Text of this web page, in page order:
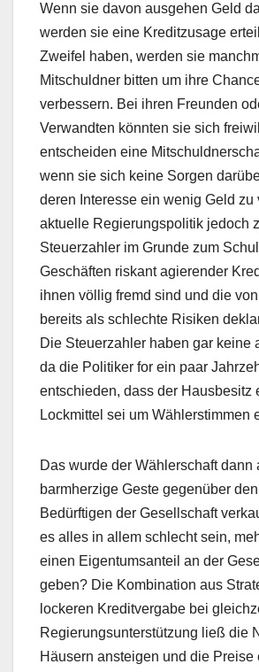
Wenn sie davon ausgehen Geld
werden sie eine Kreditzusage
Zweifel haben, werden sie
Mitschuldner bitten um ihre
verbessern. Bei ihren Freunden
Verwandten könnten sie sich
entscheiden eine
wenn sie sich keine Sorgen
deren Interesse ein wenig Geld zu
aktuelle Regierungspolitik jedoch
Steuerzahler im Grunde zum
Geschäften riskant agierender
ihnen völlig fremd sind und die
bereits als schlechte Risiken
Die Steuerzahler haben gar keine
da die Politiker for ein paar
entschieden, dass der Hausbesitz
Lockmittel sei um Wählerstimmen
Das wurde der Wählerschaft dann
barmherzige Geste gegenüber
Bedürftigen der Gesellschaft
es alles in allem schlecht sein,
einen Eigentumsanteil an der
geben? Die Kombination aus
lockeren Kreditvergabe bei
Regierungsunterstützung ließ die
Häusern ansteigen und die Preise